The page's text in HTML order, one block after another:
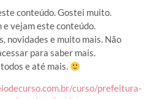
conteúdo. Gostei muito.
vejam este conteúdo.
novidades e muito mais. Não
para saber mais.
e até mais.
curso/prefeitura-